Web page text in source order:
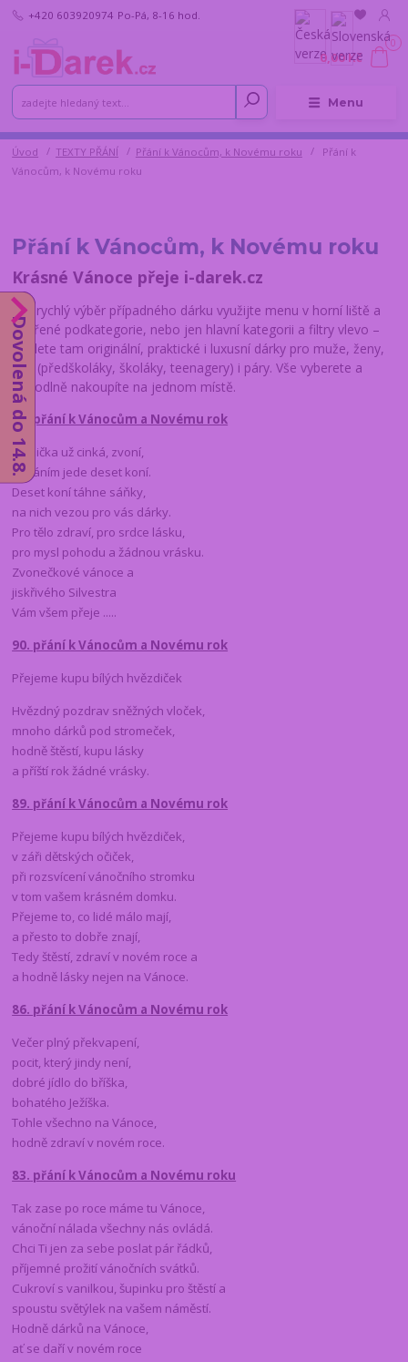
Menu
+420 603920974 Po-Pá, 8-16 hod.
0
0,00 Kč
Úvod TEXTY PŘÁNÍ Přání k Vánocům, k Novému roku
Přání k
Vánocům, k Novému roku
Přání k Vánocům, k Novému roku
Krásné Vánoce přeje i-darek.cz
Pro rychlý výběr případného dárku využijte menu v horní liště a
vnořené podkategorie, nebo jen hlavní kategorii a filtry vlevo –
najdete tam originální, praktické i luxusní dárky pro muže, ženy,
děti (předškoláky, školáky, teenagery) i páry. Vše vyberete a
pohodlně nakoupíte na jednom místě.
91. přání k Vánocům a Novému rok
Rolnička už cinká, zvoní,
s přáním jede deset koní.
Deset koní táhne sáňky,
na nich vezou pro vás dárky.
Pro tělo zdraví, pro srdce lásku,
pro mysl pohodu a žádnou vrásku.
Zvonečkové vánoce a
jiskřivého Silvestra
Vám všem přeje .....
90. přání k Vánocům a Novému rok
Přejeme kupu bílých hvězdiček
Hvězdný pozdrav sněžných vloček,
mnoho dárků pod stromeček,
hodně štěstí, kupu lásky
a příští rok žádné vrásky.
89. přání k Vánocům a Novému rok
Přejeme kupu bílých hvězdiček,
v záři dětských očiček,
při rozsvícení vánočního stromku
v tom vašem krásném domku.
Přejeme to, co lidé málo mají,
a přesto to dobře znají,
Tedy štěstí, zdraví v novém roce a
a hodně lásky nejen na Vánoce.
86. přání k Vánocům a Novému rok
Večer plný překvapení,
pocit, který jindy není,
dobré jídlo do bříška,
bohatého Ježíška.
Tohle všechno na Vánoce,
hodně zdraví v novém roce.
83. přání k Vánocům a Novému roku
Tak zase po roce máme tu Vánoce,
vánoční nálada všechny nás ovládá.
Chci Ti jen za sebe poslat pár řádků,
příjemné prožití vánočních svátků.
Cukroví s vanilkou, šupinku pro štěstí a
spoustu světýlek na vašem náměstí.
Hodně dárků na Vánoce,
ať se daří v novém roce
Dovolená do 14.8.